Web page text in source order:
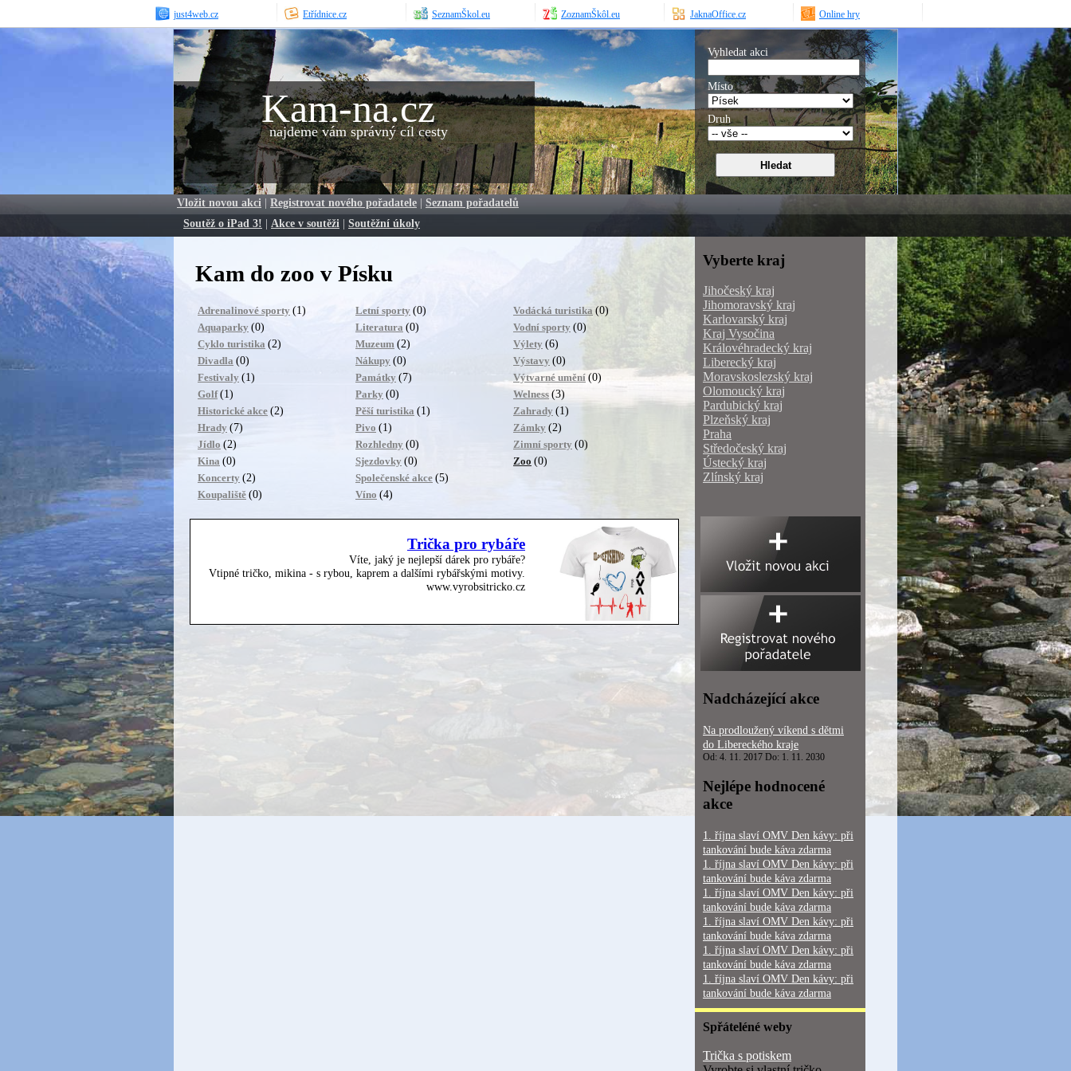
just4web.cz Etřídnice.cz SeznamŠkol.eu ZoznamŠkôl.eu JaknaOffice.cz Online hry
Kam-na.cz
najdeme vám správný cíl cesty
Vyhledat akci
Místo
Druh
Vložit novou akci | Registrovat nového pořadatele | Seznam pořadatelů
Soutěž o iPad 3! | Akce v soutěži | Soutěžní úkoly
Kam do zoo v Písku
Adrenalinové sporty (1)
Aquaparky (0)
Cyklo turistika (2)
Divadla (0)
Festivaly (1)
Golf (1)
Historické akce (2)
Hrady (7)
Jídlo (2)
Kina (0)
Koncerty (2)
Koupaliště (0)
Letní sporty (0)
Literatura (0)
Muzeum (2)
Nákupy (0)
Památky (7)
Parky (0)
Pěší turistika (1)
Pivo (1)
Rozhledny (0)
Sjezdovky (0)
Společenské akce (5)
Víno (4)
Vodácká turistika (0)
Vodní sporty (0)
Výlety (6)
Výstavy (0)
Výtvarné umění (0)
Welness (3)
Zahrady (1)
Zámky (2)
Zimní sporty (0)
Zoo (0)
Trička pro rybáře
Víte, jaký je nejlepší dárek pro rybáře?
Vtipné tričko, mikina - s rybou, kaprem a dalšími rybářskými motivy.
www.vyrobsitricko.cz
Vyberte kraj
Jihočeský kraj
Jihomoravský kraj
Karlovarský kraj
Kraj Vysočina
Královéhradecký kraj
Liberecký kraj
Moravskoslezský kraj
Olomoucký kraj
Pardubický kraj
Plzeňský kraj
Praha
Středočeský kraj
Ústecký kraj
Zlínský kraj
Nadcházející akce
Na prodloužený víkend s dětmi
do Libereckého kraje
Od: 4. 11. 2017 Do: 1. 11. 2030
Nejlépe hodnocené
akce
1. října slaví OMV Den kávy: při
tankování bude káva zdarma
1. října slaví OMV Den kávy: při
tankování bude káva zdarma
1. října slaví OMV Den kávy: při
tankování bude káva zdarma
1. října slaví OMV Den kávy: při
tankování bude káva zdarma
1. října slaví OMV Den kávy: při
tankování bude káva zdarma
1. října slaví OMV Den kávy: při
tankování bude káva zdarma
Spřáteléné weby
Trička s potiskem